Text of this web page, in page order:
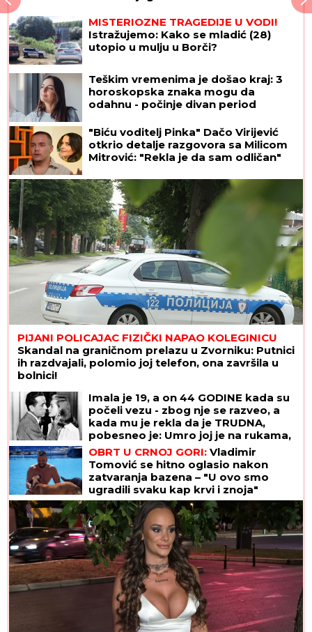
MISTERIOZNE TRAGEDIJE U VODI!
Istražujemo: Kako se mladić (28)
utopio u mulju u Borči?
Teškim vremenima je došao kraj: 3
horoskopska znaka mogu da
odahnu - počinje divan period
"Biću voditelj Pinka" Dačo Virijević
otkrio detalje razgovora sa Milicom
Mitrović: "Rekla je da sam odličan"
PIJANI POLICAJAC FIZIČKI NAPAO KOLEGINICU
Skandal na graničnom prelazu u Zvorniku: Putnici
ih razdvajali, polomio joj telefon, ona završila u
bolnici!
Imala je 19, a on 44 GODINE kada su
počeli vezu - zbog nje se razveo, a
kada mu je rekla da je TRUDNA,
pobesneo je: Umro joj je na rukama,
ona je njihovu ljubav čuvala do smrti
OBRT U CRNOJ GORI: Vladimir
Tomović se hitno oglasio nakon
zatvaranja bazena – "U ovo smo
ugradili svaku kap krvi i znoja"